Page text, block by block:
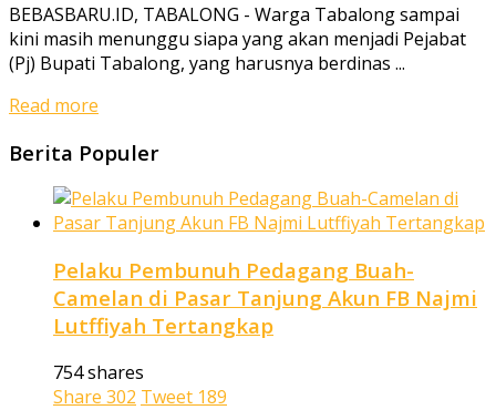
BEBASBARU.ID, TABALONG - Warga Tabalong sampai
kini masih menunggu siapa yang akan menjadi Pejabat
(Pj) Bupati Tabalong, yang harusnya berdinas ...
Read more
Berita Populer
Pelaku Pembunuh Pedagang Buah-
Camelan di Pasar Tanjung Akun FB Najmi
Lutffiyah Tertangkap
754 shares
Share 302 Tweet 189